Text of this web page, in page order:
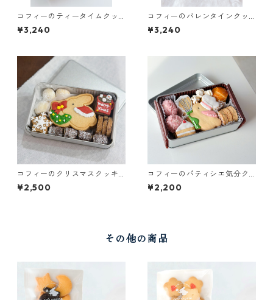
コフィーのティータイムクッ
キー缶2025
¥3,240
コフィーのバレンタインクッ
キー缶2025
¥3,240
コフィーのクリスマスクッキ
ー缶2024
¥2,500
コフィーのパティシエ気分ク
ッキー缶 ~spring 2024~
¥2,200
その他の商品